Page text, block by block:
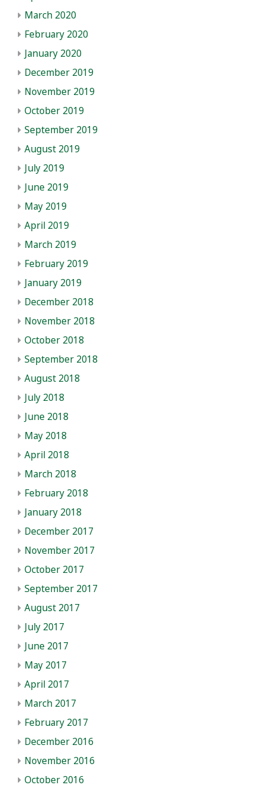
March 2020
February 2020
January 2020
December 2019
November 2019
October 2019
September 2019
August 2019
July 2019
June 2019
May 2019
April 2019
March 2019
February 2019
January 2019
December 2018
November 2018
October 2018
September 2018
August 2018
July 2018
June 2018
May 2018
April 2018
March 2018
February 2018
January 2018
December 2017
November 2017
October 2017
September 2017
August 2017
July 2017
June 2017
May 2017
April 2017
March 2017
February 2017
December 2016
November 2016
October 2016